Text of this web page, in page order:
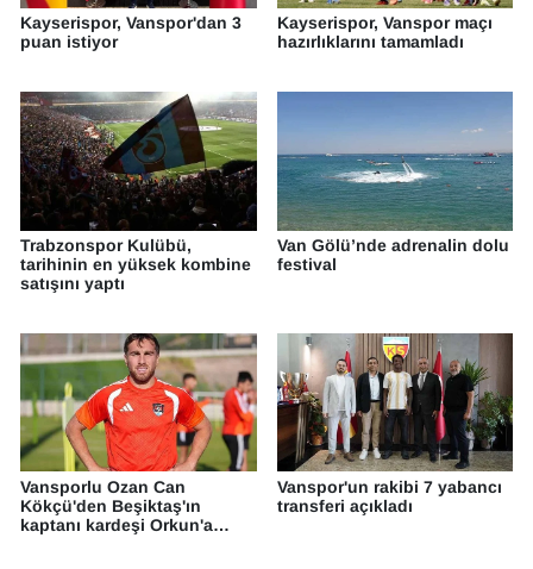
Kayserispor, Vanspor'dan 3
puan istiyor
Kayserispor, Vanspor maçı
hazırlıklarını tamamladı
Trabzonspor Kulübü,
tarihinin en yüksek kombine
satışını yaptı
Van Gölü’nde adrenalin dolu
festival
Vansporlu Ozan Can
Kökçü'den Beşiktaş'ın
kaptanı kardeşi Orkun'a
Vanspor'un rakibi 7 yabancı
transferi açıkladı
MEDYA
ONE EKONOMİ
POLİTİKA
Resmi İlanlar
RÖPORTAJ
SAĞLIK
Seri İlan
Sinema - TV
SİYASET